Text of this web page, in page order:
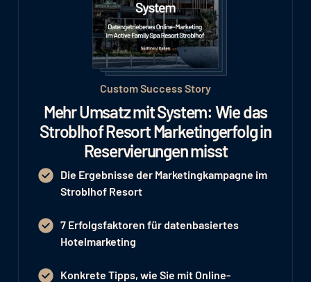
Custom Success Story
Mehr Umsatz mit System: Wie das
Stroblhof Resort Marketingerfolg in
Reservierungen misst
Die Ergebnisse der Marketingkampagne im
Stroblhof Resort
7 Erfolgsfaktoren für datenbasiertes
Hotelmarketing
Konkrete Tipps, wie Sie mit Online-